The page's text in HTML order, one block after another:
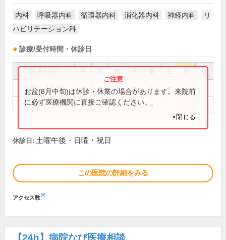
内科 呼吸器内科 循環器内科 消化器内科 神経内科
リ
ハビリテーション科
診療/受付時間・休診日
祝
9:00～12:00 ● ● ● ● ●
13:30～18:00 ● ● ● ●
お盆(8月中旬)は休診・休業の場合があります。来院前
に必ず医療機関に直接ご確認ください。
×閉じる
休診日: 土曜午後・日曜・祝日
この医院の詳細をみる
アクセス数※
【24h】 病院なび医療相談